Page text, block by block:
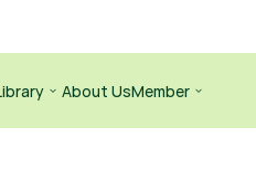
About UsMember